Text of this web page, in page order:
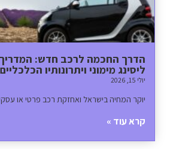
הדרך החכמה לרכב חדש:
ליסינג מימוני ויתרונותיו הכלכליים
יולי 15, 2026
יוקר המחיה בישראל ואחזקת רכב פרטי או
קרא עוד »